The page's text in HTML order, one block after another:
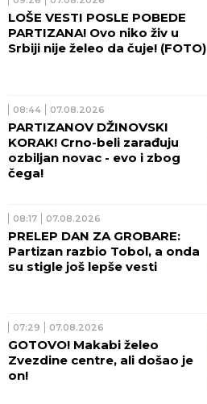
LOŠE VESTI POSLE POBEDE
PARTIZANA! Ovo niko živ u
Srbiji nije želeo da čuje! (FOTO)
08:44 07.08.2026
PARTIZANOV DŽINOVSKI
KORAK! Crno-beli zarađuju
ozbiljan novac - evo i zbog
čega!
08:17 07.08.2026
PRELEP DAN ZA GROBARE:
Partizan razbio Tobol, a onda
su stigle još lepše vesti
07:29 07.08.2026
GOTOVO! Makabi želeo
Zvezdine centre, ali došao je
on!